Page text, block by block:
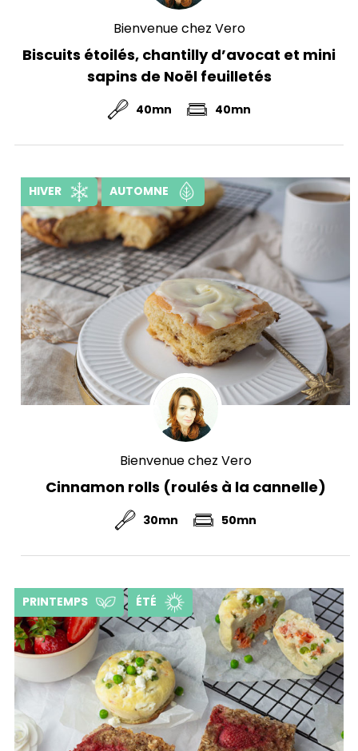
Bienvenue chez Vero
Biscuits étoilés, chantilly d’avocat et mini
sapins de Noël feuilletés
40mn 40mn
Bienvenue chez Vero
HIVER AUTOMNE
Cinnamon rolls (roulés à la cannelle)
30mn 50mn
PRINTEMPS ÉTÉ